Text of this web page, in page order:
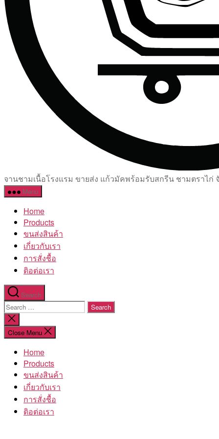
จานชามเนื้อโรงแรม ขายส่ง แก้วมัคพร้อมรับสกรีน ชามตราไก่
Menu
Home
Products
ขนส่งสินค้า
เกี่ยวกับเรา
การสั่งชื้อ
ติอต่อเรา
Search
Search
for:
Close
search
Close Menu
Home
Products
ขนส่งสินค้า
เกี่ยวกับเรา
การสั่งชื้อ
ติอต่อเรา